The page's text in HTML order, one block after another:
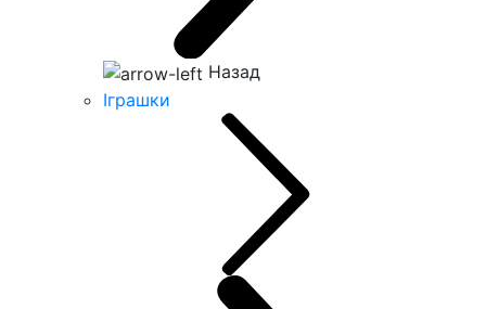
Назад
Іграшки